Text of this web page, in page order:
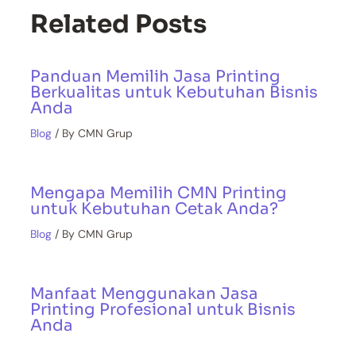
Related Posts
Panduan Memilih Jasa Printing
Berkualitas untuk Kebutuhan Bisnis
Anda
Blog/ By CMN Grup
Mengapa Memilih CMN Printing
untuk Kebutuhan Cetak Anda?
Blog/ By CMN Grup
Manfaat Menggunakan Jasa
Printing Profesional untuk Bisnis
Anda